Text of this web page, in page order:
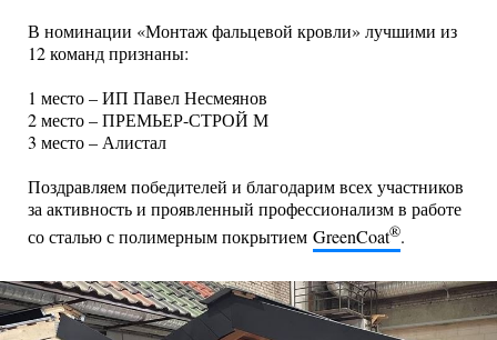
В номинации «Монтаж фальцевой кровли» лучшими из
12 команд признаны:
1 место – ИП Павел Несмеянов
2 место – ПРЕМЬЕР-СТРОЙ М
3 место – Алистал
Поздравляем победителей и благодарим всех участников
за активность и проявленный профессионализм в работе
со сталью с полимерным покрытием GreenCoat®.